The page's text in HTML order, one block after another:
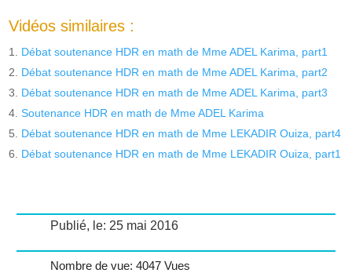
Vidéos similaires :
Débat soutenance HDR en math de Mme ADEL Karima, part1
Débat soutenance HDR en math de Mme ADEL Karima, part2
Débat soutenance HDR en math de Mme ADEL Karima, part3
Soutenance HDR en math de Mme ADEL Karima
Débat soutenance HDR en math de Mme LEKADIR Ouiza, part4
Débat soutenance HDR en math de Mme LEKADIR Ouiza, part1
Publié, le: 25 mai 2016
Nombre de vue: 4047 Vues